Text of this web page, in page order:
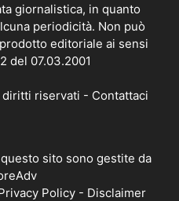
giornalistica, in quanto
periodicità. Non può
editoriale ai sensi
del 07.03.2001
riservati - Contattaci
sito sono gestite da
Policy - Disclaimer